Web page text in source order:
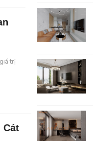
trị
Cát